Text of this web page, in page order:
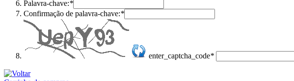
Palavra-chave:*
Confirmação de palavra-chave:*
enter_captcha_code*